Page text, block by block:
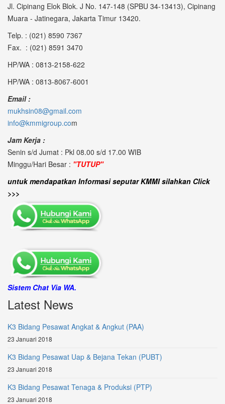
Jl. Cipinang Elok Blok. J No. 147-148 (SPBU 34-13413), Cipinang
Muara - Jatinegara, Jakarta Timur 13420.
Telp. : (021) 8590 7367
Fax. : (021) 8591 3470
HP/WA : 0813-2158-622
HP/WA : 0813-8067-6001
Email :
mukhsin08@gmail.com
info@kmmigroup.com
Jam Kerja :
Senin s/d Jumat : Pkl 08.00 s/d 17.00 WIB
Minggu/Hari Besar : "TUTUP"
untuk mendapatkan Informasi seputar KMMI silahkan Click
>>>
Sistem Chat Via WA.
Latest News
K3 Bidang Pesawat Angkat & Angkut (PAA)
23 Januari 2018
K3 Bidang Pesawat Uap & Bejana Tekan (PUBT)
23 Januari 2018
K3 Bidang Pesawat Tenaga & Produksi (PTP)
23 Januari 2018